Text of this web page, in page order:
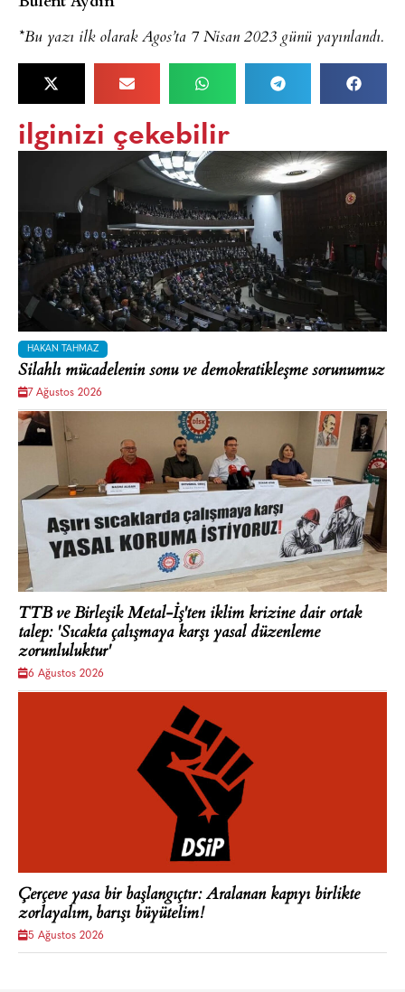
*Bu yazı ilk olarak Agos’ta 7 Nisan 2023 günü yayınlandı.
ilginizi çekebilir
HAKAN TAHMAZ
Silahlı mücadelenin sonu ve demokratikleşme sorunumuz
7 Ağustos 2026
TTB ve Birleşik Metal-İş'ten iklim krizine dair ortak
talep: 'Sıcakta çalışmaya karşı yasal düzenleme
zorunluluktur'
6 Ağustos 2026
Çerçeve yasa bir başlangıçtır: Aralanan kapıyı birlikte
zorlayalım, barışı büyütelim!
5 Ağustos 2026